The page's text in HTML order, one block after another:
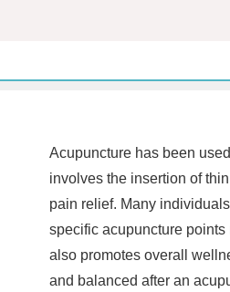
Acupuncture has been
involves the insertion of
pain relief. Many
specific acupuncture
also promotes overall
and balanced after an